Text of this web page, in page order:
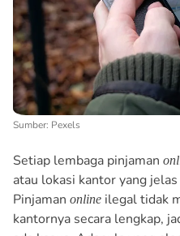
Sumber: Pexels
Setiap lembaga pinjaman
atau lokasi kantor yang
Pinjaman online ilegal tidak
kantornya secara lengkap,